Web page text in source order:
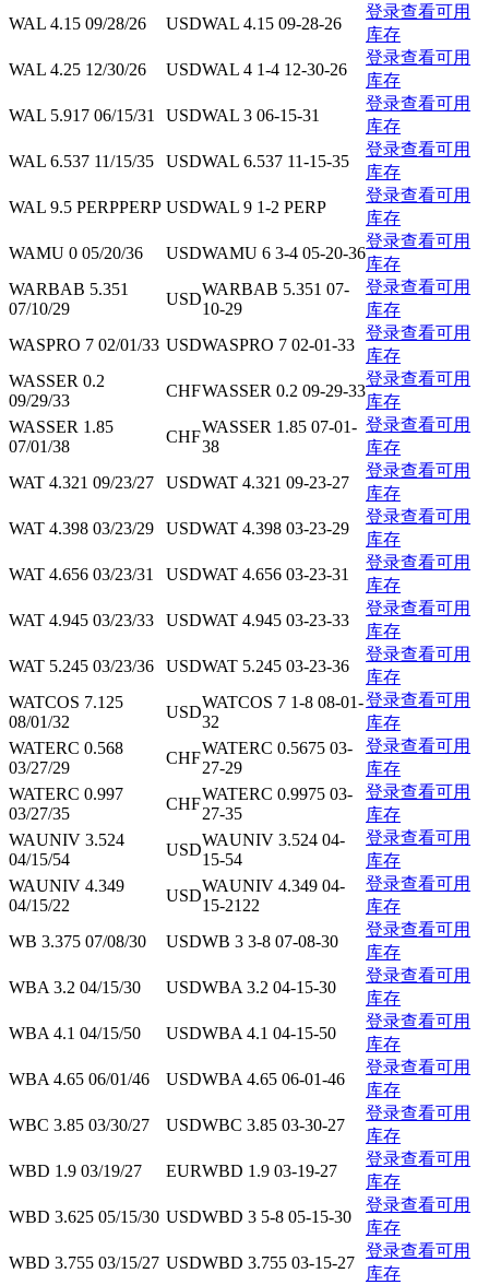
WAL 4.15 09/28/26
USDWAL 4.15 09-28-26
登录查看可用
库存
WAL 4.25 12/30/26
USDWAL 4 1-4 12-30-26
登录查看可用
库存
WAL 5.917 06/15/31
USDWAL 3 06-15-31
登录查看可用
库存
WAL 6.537 11/15/35
USDWAL 6.537 11-15-35
登录查看可用
库存
WAL 9.5 PERPPERP USDWAL 9 1-2 PERP
登录查看可用
库存
WAMU 0 05/20/36
USDWAMU 6 3-4 05-20-36
登录查看可用
库存
WARBAB 5.351
07/10/29
USD
WARBAB 5.351 07-
10-29
登录查看可用
库存
WASPRO 7 02/01/33 USDWASPRO 7 02-01-33
登录查看可用
库存
WASSER 0.2
09/29/33
CHFWASSER 0.2 09-29-33
登录查看可用
库存
WASSER 1.85
07/01/38
CHF
WASSER 1.85 07-01-
38
登录查看可用
库存
WAT 4.321 09/23/27
USDWAT 4.321 09-23-27
登录查看可用
库存
WAT 4.398 03/23/29
USDWAT 4.398 03-23-29
登录查看可用
库存
WAT 4.656 03/23/31
USDWAT 4.656 03-23-31
登录查看可用
库存
WAT 4.945 03/23/33
USDWAT 4.945 03-23-33
登录查看可用
库存
WAT 5.245 03/23/36
USDWAT 5.245 03-23-36
登录查看可用
库存
WATCOS 7.125
08/01/32
USD
WATCOS 7 1-8 08-01-
32
登录查看可用
库存
WATERC 0.568
03/27/29
CHF
WATERC 0.5675 03-
27-29
登录查看可用
库存
WATERC 0.997
03/27/35
CHF
WATERC 0.9975 03-
27-35
登录查看可用
库存
WAUNIV 3.524
04/15/54
USD
WAUNIV 3.524 04-
15-54
登录查看可用
库存
WAUNIV 4.349
04/15/22
USD
WAUNIV 4.349 04-
15-2122
登录查看可用
库存
WB 3.375 07/08/30
USDWB 3 3-8 07-08-30
登录查看可用
库存
WBA 3.2 04/15/30
USDWBA 3.2 04-15-30
登录查看可用
库存
WBA 4.1 04/15/50
USDWBA 4.1 04-15-50
登录查看可用
库存
WBA 4.65 06/01/46
USDWBA 4.65 06-01-46
登录查看可用
库存
WBC 3.85 03/30/27
USDWBC 3.85 03-30-27
登录查看可用
库存
WBD 1.9 03/19/27
EURWBD 1.9 03-19-27
登录查看可用
库存
WBD 3.625 05/15/30 USDWBD 3 5-8 05-15-30
登录查看可用
库存
WBD 3.755 03/15/27 USDWBD 3.755 03-15-27
登录查看可用
库存